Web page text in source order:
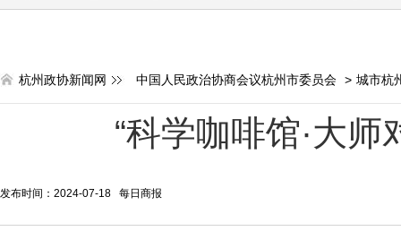
杭州政协新闻网 中国人民政治协商会议杭州市委员会 > 城市杭
“科学咖啡馆·大师
发布时间：2024-07-18 每日商报